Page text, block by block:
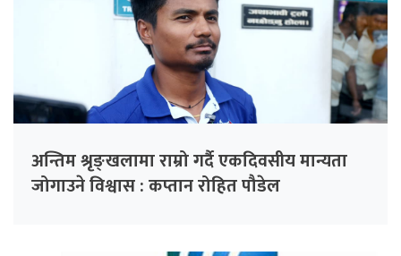
अन्तिम श्रृङ्खलामा राम्रो गर्दै एकदिवसीय मान्यता
जोगाउने विश्वास : कप्तान रोहित पौडेल